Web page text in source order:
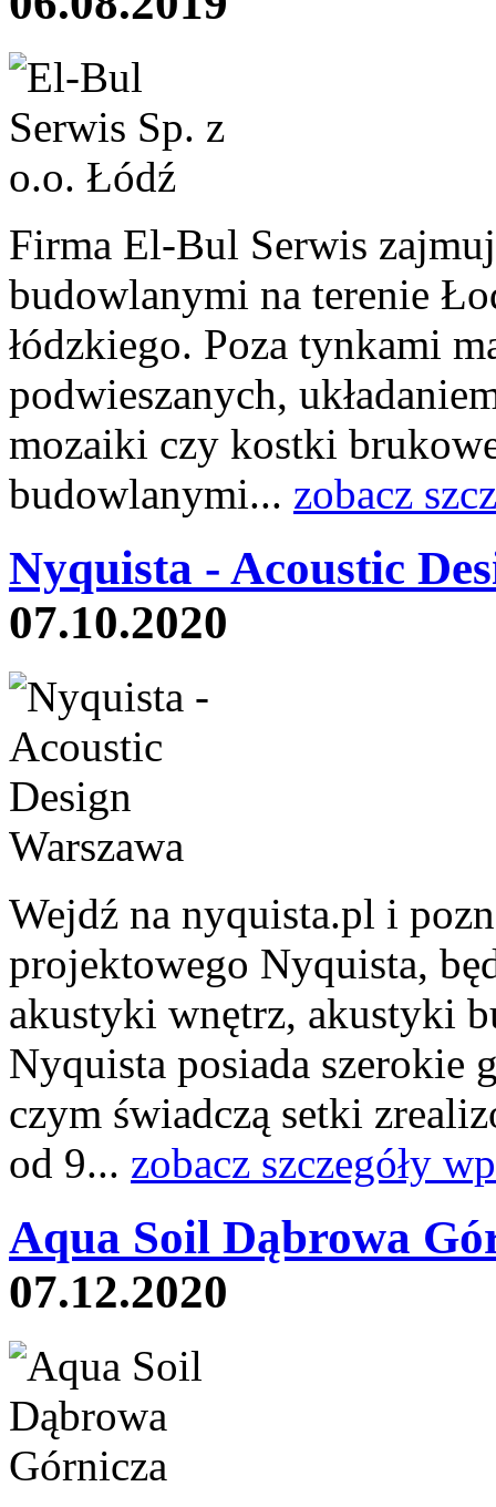
Firma El-Bul Serwis
budowlanymi na terenie
łódzkiego. Poza tynkami
podwieszanych,
mozaiki czy kostki
budowlanymi... zobacz
Nyquista - Acoustic
07.10.2020
Wejdź na nyquista.pl i
projektowego Nyquista,
akustyki wnętrz, akustyki
Nyquista posiada szerokie
czym świadczą setki
od 9... zobacz szczegóły
Aqua Soil Dąbrowa
07.12.2020